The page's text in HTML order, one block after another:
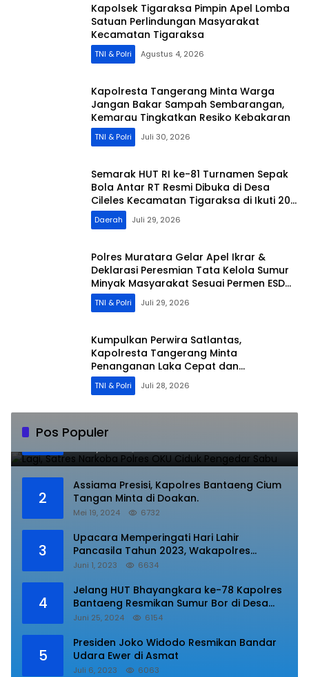
Kapolsek Tigaraksa Pimpin Apel Lomba
Satuan Perlindungan Masyarakat
Kecamatan Tigaraksa
TNI & Polri Agustus 4, 2026
Kapolresta Tangerang Minta Warga
Jangan Bakar Sampah Sembarangan,
Kemarau Tingkatkan Resiko Kebakaran
TNI & Polri Juli 30, 2026
Semarak HUT RI ke-81 Turnamen Sepak
Bola Antar RT Resmi Dibuka di Desa
Cileles Kecamatan Tigaraksa di Ikuti 20
RT
Daerah Juli 29, 2026
Polres Muratara Gelar Apel Ikrar &
Deklarasi Peresmian Tata Kelola Sumur
Minyak Masyarakat Sesuai Permen ESDM
No.14/2025
TNI & Polri Juli 29, 2026
Kumpulkan Perwira Satlantas,
Kapolresta Tangerang Minta
Penanganan Laka Cepat dan
Profesional
TNI & Polri Juli 28, 2026
Pos Populer
1
Pengedar Sabu
2
Assiama Presisi, Kapolres Bantaeng Cium
Tangan Minta di Doakan.
Mei 19, 2024 6732
3
Upacara Memperingati Hari Lahir
Pancasila Tahun 2023, Wakapolres
Lampung Utara Bacakan Amanat Kepala
Juni 1, 2023 6634
4
Jelang HUT Bhayangkara ke-78 Kapolres
Bantaeng Resmikan Sumur Bor di Desa
Kaloling Bantaeng
Juni 25, 2024 6154
5
Presiden Joko Widodo Resmikan Bandar
Udara Ewer di Asmat
Juli 6, 2023 6063